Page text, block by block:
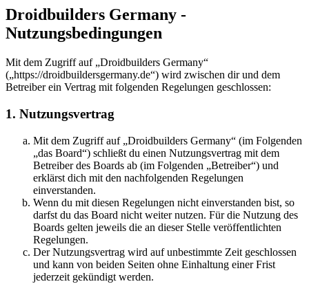
Droidbuilders Germany -
Nutzungsbedingungen
Mit dem Zugriff auf „Droidbuilders Germany“
(„https://droidbuildersgermany.de“) wird zwischen dir und dem
Betreiber ein Vertrag mit folgenden Regelungen geschlossen:
1. Nutzungsvertrag
Mit dem Zugriff auf „Droidbuilders Germany“ (im Folgenden
„das Board“) schließt du einen Nutzungsvertrag mit dem
Betreiber des Boards ab (im Folgenden „Betreiber“) und
erklärst dich mit den nachfolgenden Regelungen
einverstanden.
Wenn du mit diesen Regelungen nicht einverstanden bist, so
darfst du das Board nicht weiter nutzen. Für die Nutzung des
Boards gelten jeweils die an dieser Stelle veröffentlichten
Regelungen.
Der Nutzungsvertrag wird auf unbestimmte Zeit geschlossen
und kann von beiden Seiten ohne Einhaltung einer Frist
jederzeit gekündigt werden.